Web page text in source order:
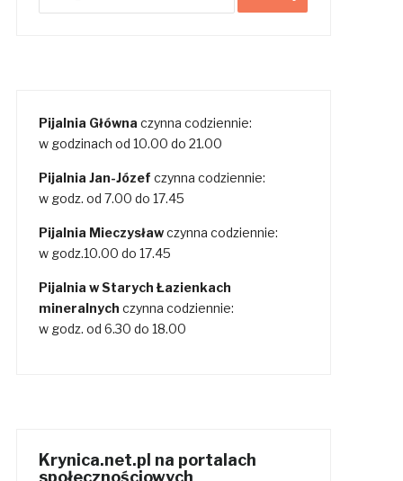
Pijalnia Główna czynna codziennie:
w godzinach od 10.00 do 21.00
Pijalnia Jan-Józef czynna codziennie:
w godz. od 7.00 do 17.45
Pijalnia Mieczysławczynna codziennie:
w godz.10.00 do 17.45
Pijalnia w Starych Łazienkach
mineralnych czynna codziennie:
w godz. od 6.30 do 18.00
Krynica.net.pl na portalach
społecznościowych